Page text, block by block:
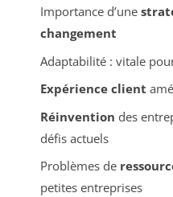
Importance d’une
changement
Adaptabilité : vitale
Expérience client
Réinvention des
défis actuels
Problèmes de
petites entreprises